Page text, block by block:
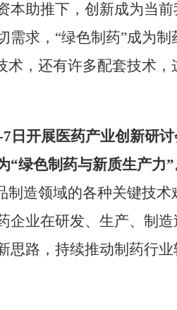
本助推下，创新成为当
求，“绿色制药”成为
，还有许多配套技术
7日开展医药产业创新研
“绿色制药与新质生产力”
造领域的各种关键技
业在研发、生产、制
路，持续推动制药行